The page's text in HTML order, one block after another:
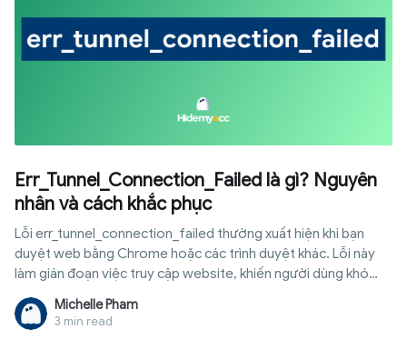
Err_Tunnel_Connection_Failed là gì? Nguyên
nhân và cách khắc phục
Lỗi err_tunnel_connection_failed thường xuất hiện khi bạn
duyệt web bằng Chrome hoặc các trình duyệt khác. Lỗi này
làm gián đoạn việc truy cập website, khiến người dùng khó
chịu. Nguyên nhân chính thường liên quan đến proxy, VPN hoặc
cài đặt mạng. May mắn thay, bạn có thể tự khắc phục lỗi này
chỉ trong vài phút mà không cần chuyên gia. Trong bài viết này,
Michelle Pham
3 min read